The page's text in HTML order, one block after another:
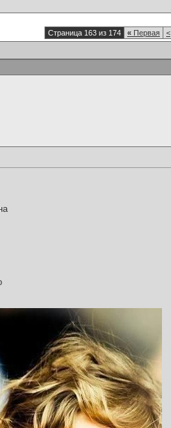
Страница 163 из 174 « Первая <